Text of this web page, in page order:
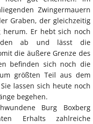
Zwingermauern
Graben, der gleichzeitig
Er hebt sich noch
ab und lässt die
die äußere Grenze des
befinden sich noch die
größten Teil aus dem
lassen sich heute noch
begehen.
Burg Boxberg
Erhalts zahlreiche